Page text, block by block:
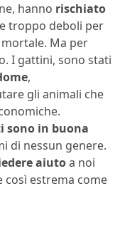
hanno rischiato
troppo deboli per
Ma per
I gattini, sono stati
,
gli animali che
sono in buona
di nessun genere.
aiutoa noi
estrema come